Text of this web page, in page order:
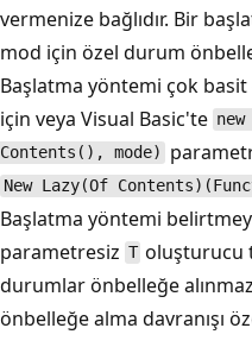
vermenize bağlıdır. Bir
mod için özel durum
Başlatma yöntemi çok
için veya Visual Basic'te
Contents(), mode)
New Lazy(Of
Başlatma yöntemi
parametresiz T oluşturucu
durumlar önbelleğe
önbelleğe alma davranışı